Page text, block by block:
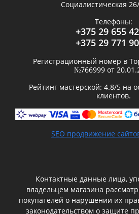
Социалистическая
Телефоны:
+375 29 655
+375 29 771
Регистрационный номер в
№766999 от
Рейтинг мастерской: 4.8/5 на
клиентов.
SEO продвижение
Контактные данные лица,
владельцем магазина
покупателей о нарушении их
законодательством о защите